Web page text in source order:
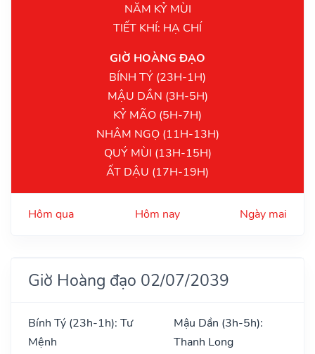
NĂM KỶ MÙI
TIẾT KHÍ: HẠ CHÍ
GIỜ HOÀNG ĐẠO
BÍNH TÝ (23H-1H)
MẬU DẦN (3H-5H)
KỶ MÃO (5H-7H)
NHÂM NGỌ (11H-13H)
QUÝ MÙI (13H-15H)
ẤT DẬU (17H-19H)
Hôm qua Hôm nay Ngày mai
Giờ Hoàng đạo 02/07/2039
Bính Tý (23h-1h): Tư
Mệnh
Mậu Dần (3h-5h):
Thanh Long